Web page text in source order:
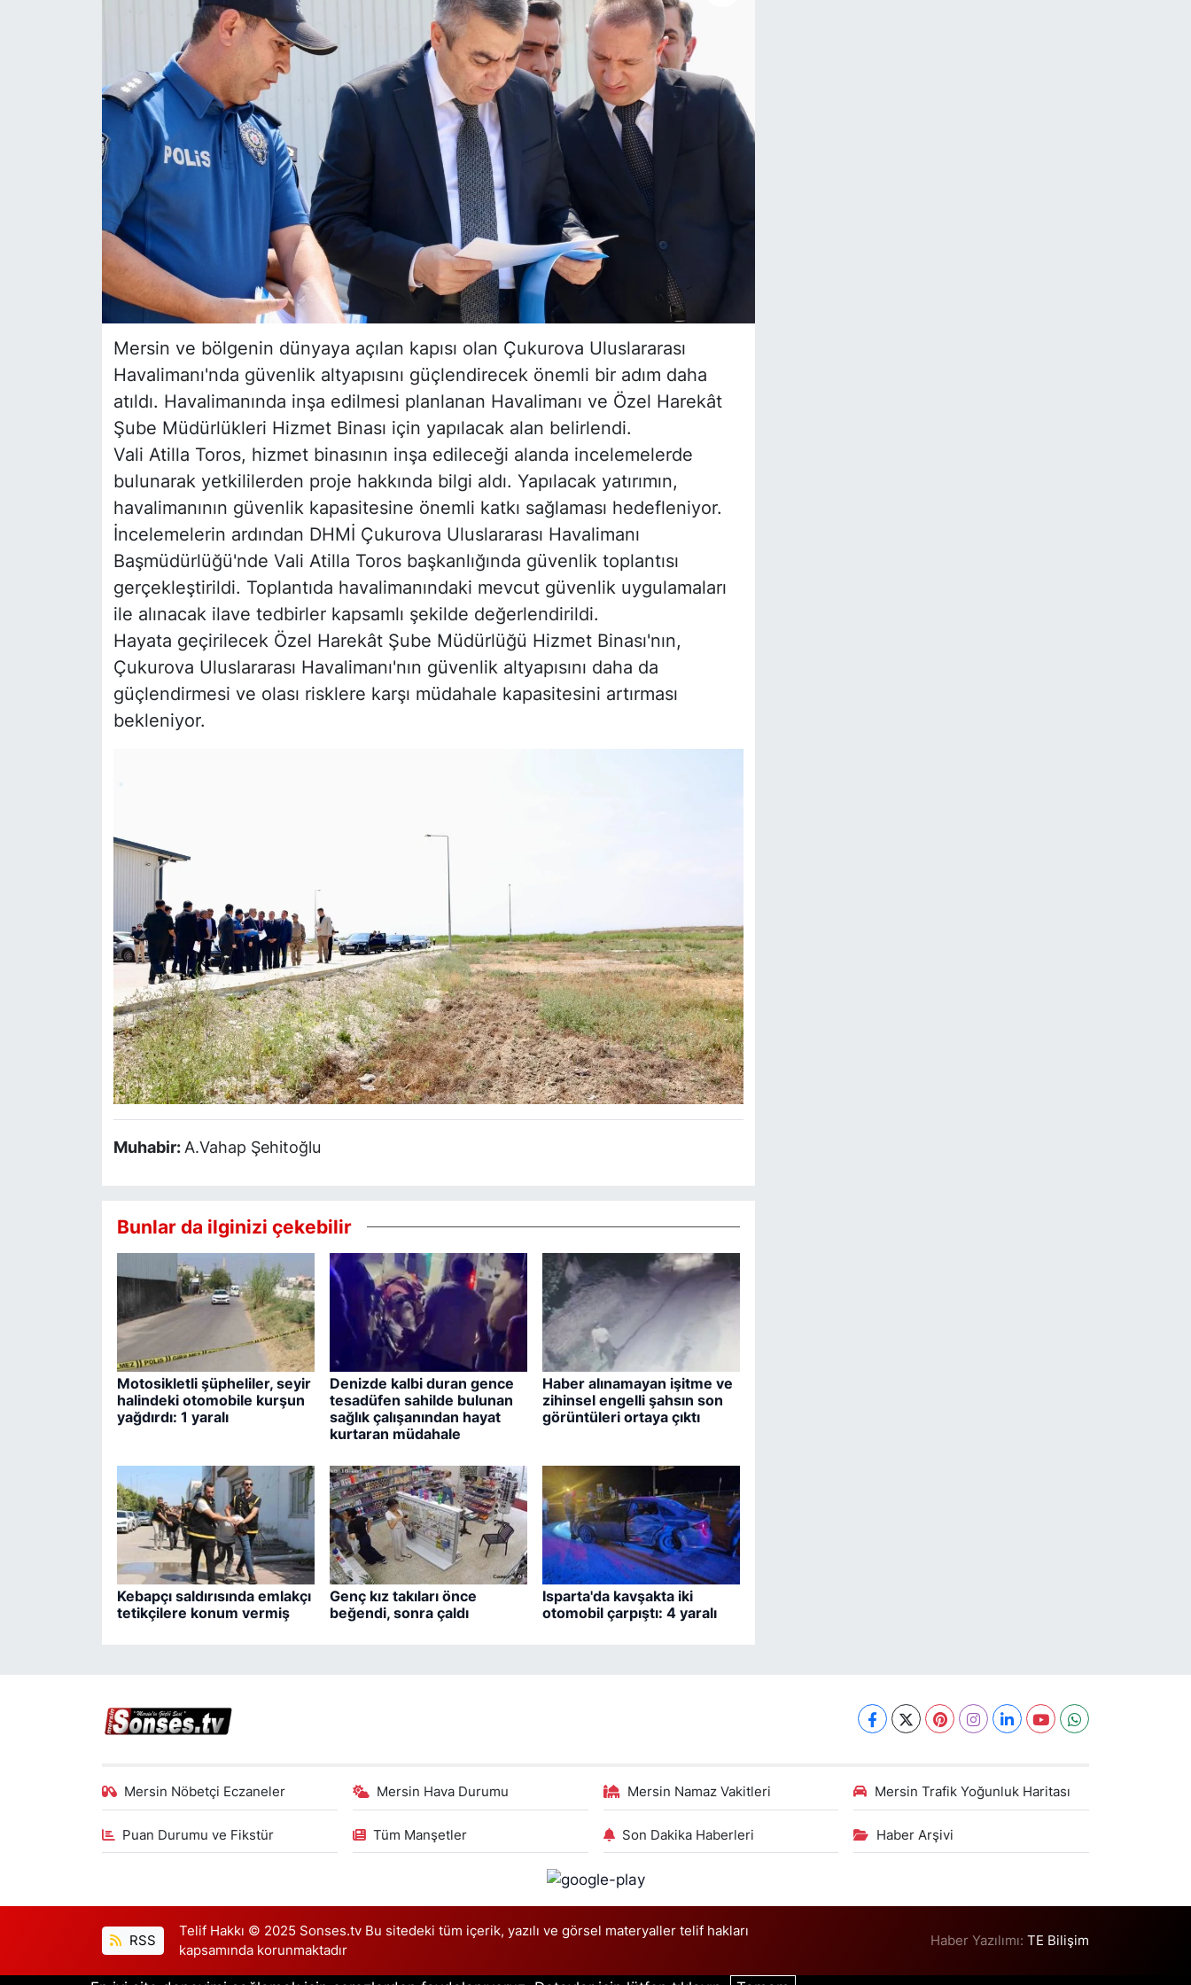
Mersin ve bölgenin dünyaya açılan kapısı olan Çukurova Uluslararası
Havalimanı'nda güvenlik altyapısını güçlendirecek önemli bir adım daha
atıldı. Havalimanında inşa edilmesi planlanan Havalimanı ve Özel Harekât
Şube Müdürlükleri Hizmet Binası için yapılacak alan belirlendi.
Vali Atilla Toros, hizmet binasının inşa edileceği alanda incelemelerde
bulunarak yetkililerden proje hakkında bilgi aldı. Yapılacak yatırımın,
havalimanının güvenlik kapasitesine önemli katkı sağlaması hedefleniyor.
İncelemelerin ardından DHMİ Çukurova Uluslararası Havalimanı
Başmüdürlüğü'nde Vali Atilla Toros başkanlığında güvenlik toplantısı
gerçekleştirildi. Toplantıda havalimanındaki mevcut güvenlik uygulamaları
ile alınacak ilave tedbirler kapsamlı şekilde değerlendirildi.
Hayata geçirilecek Özel Harekât Şube Müdürlüğü Hizmet Binası'nın,
Çukurova Uluslararası Havalimanı'nın güvenlik altyapısını daha da
güçlendirmesi ve olası risklere karşı müdahale kapasitesini artırması
bekleniyor.
Muhabir: A.Vahap Şehitoğlu
Bunlar da ilginizi çekebilir
Motosikletli şüpheliler, seyir
halindeki otomobile kurşun
yağdırdı: 1 yaralı
Denizde kalbi duran gence
tesadüfen sahilde bulunan
sağlık çalışanından hayat
kurtaran müdahale
Haber alınamayan işitme ve
zihinsel engelli şahsın son
görüntüleri ortaya çıktı
Kebapçı saldırısında emlakçı
tetikçilere konum vermiş
Genç kız takıları önce
beğendi, sonra çaldı
Isparta'da kavşakta iki
otomobil çarpıştı: 4 yaralı
Mersin Nöbetçi Eczaneler Mersin Hava Durumu Mersin Namaz Vakitleri Mersin Trafik Yoğunluk Haritası
Puan Durumu ve Fikstür Tüm Manşetler Son Dakika Haberleri Haber Arşivi
RSS
Telif Hakkı © 2025 Sonses.tv Bu sitedeki tüm içerik, yazılı ve görsel materyaller telif hakları
kapsamında korunmaktadır
Haber Yazılımı:TE Bilişim
YEREL HABER
Haberde insan
Tanıtım